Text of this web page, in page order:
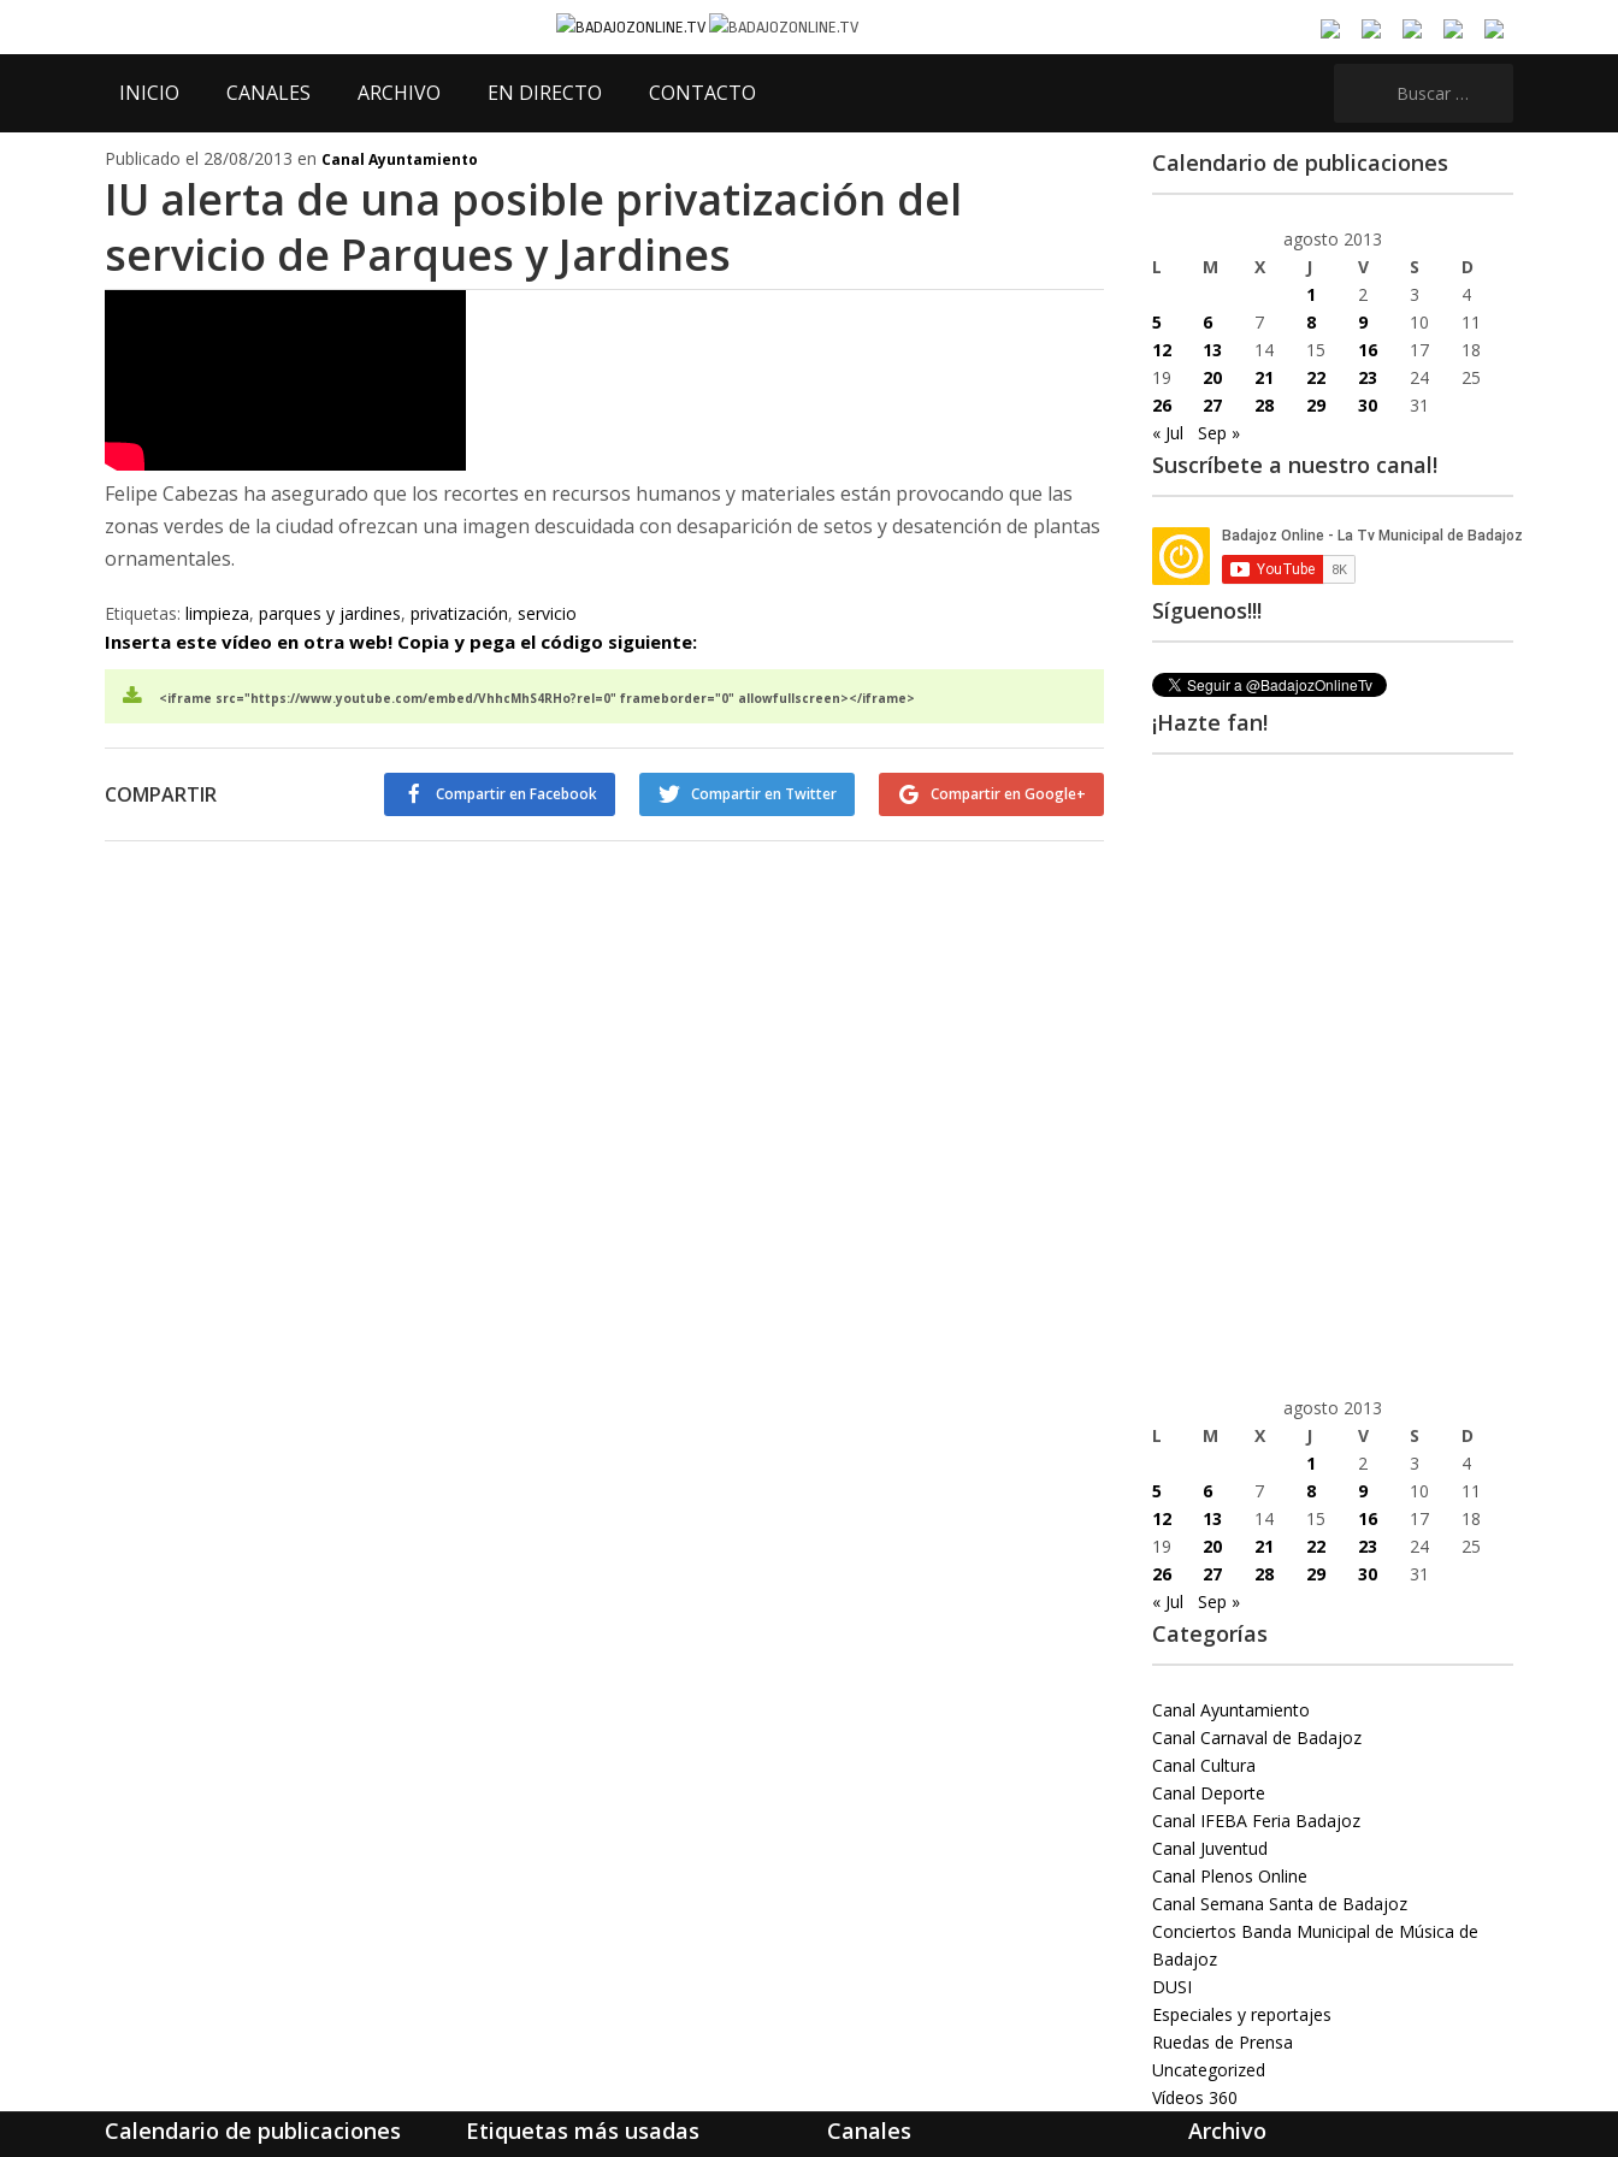
INICIO CANALES ARCHIVO EN DIRECTO CONTACTO
Publicado el 28/08/2013 en Canal Ayuntamiento
IU alerta de una posible privatización del
servicio de Parques y Jardines
Felipe Cabezas ha asegurado que los recortes en recursos humanos y materiales están provocando que las
zonas verdes de la ciudad ofrezcan una imagen descuidada con desaparición de setos y desatención de plantas
ornamentales.
Etiquetas: limpieza, parques y jardines, privatización, servicio
Inserta este vídeo en otra web! Copia y pega el código siguiente:
<iframe src="https://www.youtube.com/embed/VhhcMhS4RHo?rel=0" frameborder="0" allowfullscreen></iframe>
COMPARTIR Compartir en Google+
Compartir en Twitter
Compartir en Facebook
Calendario de publicaciones
agosto 2013
L
M X J V S
D
1
2 3
4
5
6 7 8 9 10
11
12
13 14 15 16 17
18
19
20 21 22 23 24
25
26
27 28 29 30
31
« Jul
Sep »
Suscríbete a nuestro canal!
Síguenos!!!
¡Hazte fan!
agosto 2013
L
M X J V S
D
1
2 3
4
5
6 7 8 9 10
11
12
13 14 15 16 17
18
19
20 21 22 23 24
25
26
27 28 29 30
31
« Jul
Sep »
Categorías
Canal Ayuntamiento
Canal Carnaval de Badajoz
Canal Cultura
Canal Deporte
Canal IFEBA Feria Badajoz
Canal Juventud
Canal Plenos Online
Canal Semana Santa de Badajoz
Conciertos Banda Municipal de Música de
Badajoz
DUSI
Especiales y reportajes
Ruedas de Prensa
Uncategorized
Vídeos 360
Calendario de publicaciones Etiquetas más usadas Canales Archivo